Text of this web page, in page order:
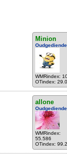
Minion
Oudgediende
WMRindex:
OTindex:
allone
Oudgediende
WMRindex:
55.586
OTindex: